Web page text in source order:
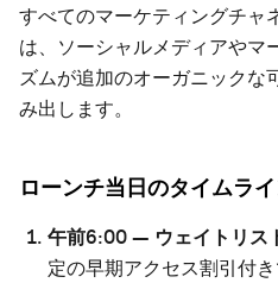
すべてのマーケティングチャ
は、ソーシャルメディアやマ
ズムが追加のオーガニックな
み出します。
ローンチ当日のタイムラ
午前6:00 — ウェイトリス
定の早期アクセス割引付